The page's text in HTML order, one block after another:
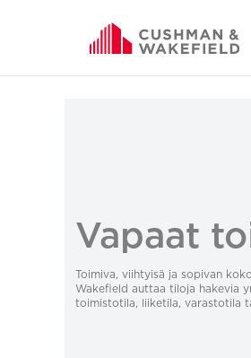
Vapaat
Toimiva, viihtyisä ja sopivan
Wakefield auttaa tiloja hakevia
toimistotila, liiketila, varastotila